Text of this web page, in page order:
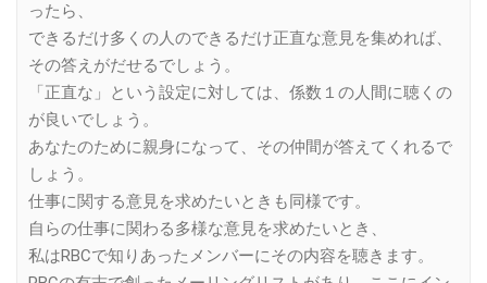
ったら、
できるだけ多くの人のできるだけ正直な意見を集めれば、
その答えがだせるでしょう。
「正直な」という設定に対しては、係数１の人間に聴くの
が良いでしょう。
あなたのために親身になって、その仲間が答えてくれるで
しょう。
仕事に関する意見を求めたいときも同様です。
自らの仕事に関わる多様な意見を求めたいとき、
私はRBCで知りあったメンバーにその内容を聴きます。